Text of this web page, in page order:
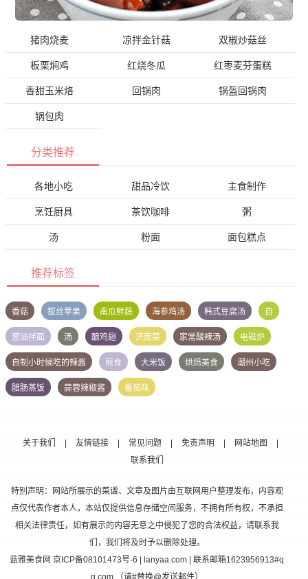
猪肉烧麦 凉拌金针菇 双椒炒菇丝
板栗焖鸡 红烧冬瓜 红枣麦芬蛋糕
香甜玉米烙 回锅肉 锅盔回锅肉
锅包肉
分类推荐
各地小吃 甜品冷饮 主食制作
烹饪厨具 茶饮咖啡 粥
汤 粉面 面包糕点
推荐标签
香菇 拔丝苹果 南瓜鲜蔬 海参鸡汤 韩式豆腐汤 自
葱油拌面 汤 酿鸡翅 济南菜 家常酸辣汤 电磁炉
自制小时候吃的辣酱 煎食 大米饭 烘焙美食 潮州小吃
腊肠蒸饭 蒜蓉辣椒酱 番茄味
关于我们 | 友情链接 | 常见问题 | 免责声明 | 网站地图
|
联系我们
特别声明：网站所展示的菜谱、文章及图片由互联网用户整理发布，内容观
点仅代表作者本人，本站仅提供信息存储空间服务，不拥有所有权，不承担
相关法律责任，如有展示的内容无意之中侵犯了您的合法权益，请联系我
们，我们将及时予以删除处理。
蓝雅美食网 京ICP备08101473号-6 | lanyaa.com | 联系邮箱1623956913#q
q.com （请#替换@发送邮件）